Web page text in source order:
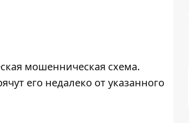
мошенническая схема.
его недалеко от указанного